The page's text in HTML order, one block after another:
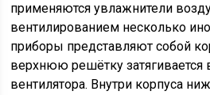
применяются увлажнители
вентилированием несколько
приборы представляют собой
верхнюю решётку затягивается
вентилятора. Внутри корпуса